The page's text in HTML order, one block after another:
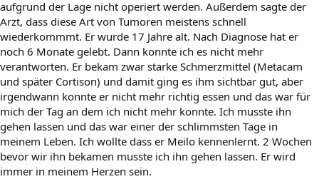
aufgrund der Lage nicht operiert werden. Außerdem sagte der
Arzt, dass diese Art von Tumoren meistens schnell
wiederkommmt. Er wurde 17 Jahre alt. Nach Diagnose hat er
noch 6 Monate gelebt. Dann konnte ich es nicht mehr
verantworten. Er bekam zwar starke Schmerzmittel (Metacam
und später Cortison) und damit ging es ihm sichtbar gut, aber
irgendwann konnte er nicht mehr richtig essen und das war für
mich der Tag an dem ich nicht mehr konnte. Ich musste ihn
gehen lassen und das war einer der schlimmsten Tage in
meinem Leben. Ich wollte dass er Meilo kennenlernt. 2 Wochen
bevor wir ihn bekamen musste ich ihn gehen lassen. Er wird
immer in meinem Herzen sein.